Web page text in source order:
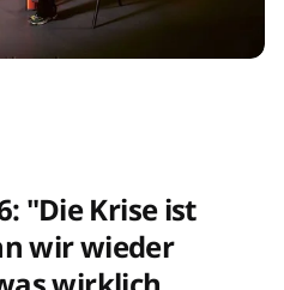
"Die Krise ist
wir wieder